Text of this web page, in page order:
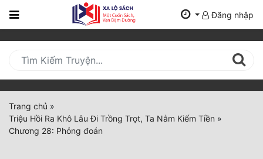
Trang
Mới
Cập
Nhật
(current)
BXH
Đăng nhập
Trang chủ »
Triệu Hồi Ra Khô Lâu Đi Trồng Trọt, Ta Nằm Kiếm Tiền »
Chương 28: Phỏng đoán